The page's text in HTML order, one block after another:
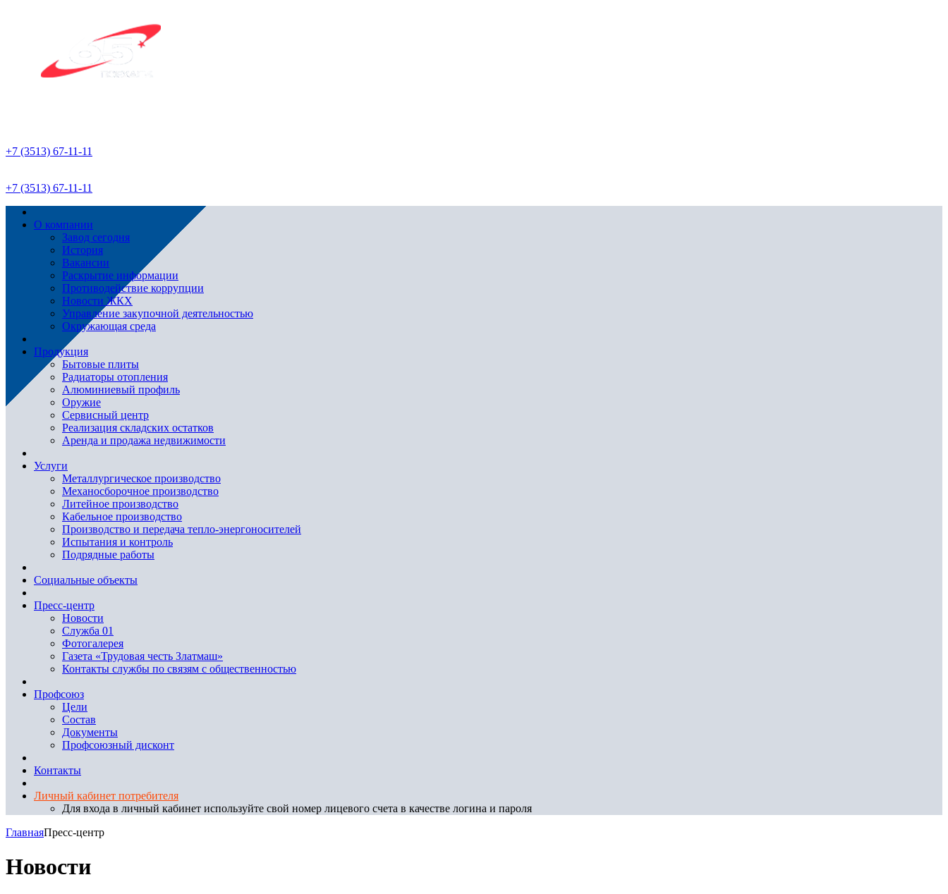
+7 (3513) 67-11-11
+7 (3513) 67-11-11
О компании
Завод сегодня
История
Вакансии
Раскрытие информации
Противодействие коррупции
Новости ЖКХ
Управление закупочной деятельностью
Окружающая среда
Продукция
Бытовые плиты
Радиаторы отопления
Алюминиевый профиль
Оружие
Сервисный центр
Реализация складских остатков
Аренда и продажа недвижимости
Услуги
Металлургическое производство
Механосборочное производство
Литейное производство
Кабельное производство
Производство и передача тепло-энергоносителей
Испытания и контроль
Подрядные работы
Социальные объекты
Пресс-центр
Новости
Служба 01
Фотогалерея
Газета «Трудовая честь Златмаш»
Контакты службы по связям с общественностью
Профсоюз
Цели
Состав
Документы
Профсоюзный дисконт
Контакты
Личный кабинет потребителя
Для входа в личный кабинет используйте свой номер лицевого счета в качестве логина и пароля
ГлавнаяПресс-центр
Новости